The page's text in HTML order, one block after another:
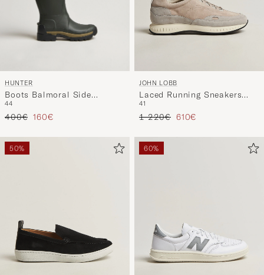
HUNTER
Boots Balmoral Side
Adjustable Neo Boot Dark
Olive
44
Precio ordinario
400€ Precio reducido
160€
JOHN LOBB
Laced Running Sneakers
Sand Suede
41
Precio ordinario
1 220€ Precio reducido
610€
50% 60%